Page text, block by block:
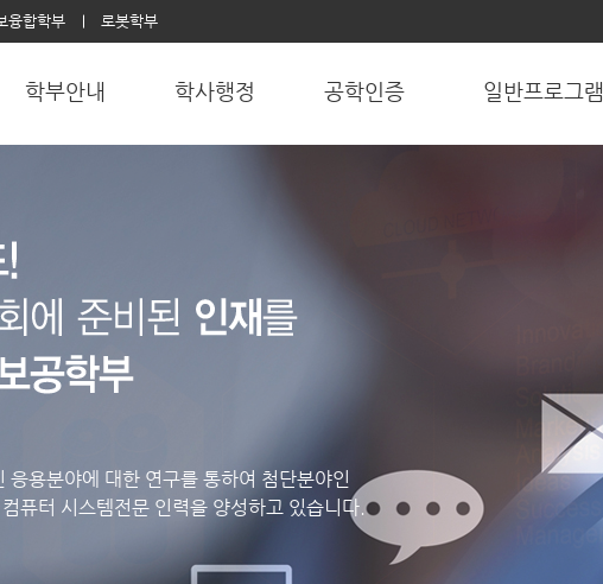
융합학부 로봇학부
학부안내 학사행정 공학인증 일반프로그램
용분야에 대한 연구를 통하여 첨단분야인
퓨터 시스템전문 인력을 양성하고 있습니다.